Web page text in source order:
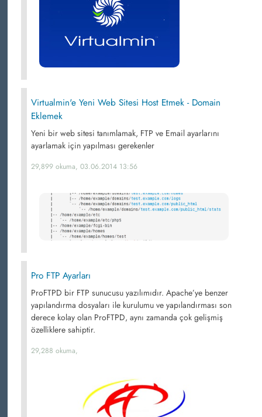
Virtualmin'e Yeni Web Sitesi Host Etmek - Domain
Eklemek
Yeni bir web sitesi tanımlamak, FTP ve Email ayarlarını
ayarlamak için yapılması gerekenler
29,899 okuma, 03.06.2014 13:56
Pro FTP Ayarları
ProFTPD bir FTP sunucusu yazılımıdır. Apache’ye benzer
yapılandırma dosyaları ile kurulumu ve yapılandırması son
derece kolay olan ProFTPD, aynı zamanda çok gelişmiş
özelliklere sahiptir.
29,288 okuma,